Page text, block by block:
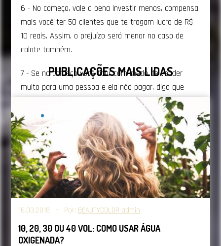
6 - No começo, vale a pena investir menos, compensa
mais você ter 50 clientes que te tragam lucro de R$
10 reais. Assim, o prejuízo será menor no caso de
calote também.
7 - Se no começo você ficar com medo de vender
muito para uma pessoa e ela não pagar, diga que
você está começando na empresa agora e que tem
uma cota limite. Assim, sugira que ela divida esse
pedido em outras campanhas.
8 - Tenha um espaço em sua casa que seja agradável
e dedicado a esse processo derevenda.
9 - Crie um folheto em gráficas rápidas (não custa
cartões”, etc.
PUBLICAÇÕES MAIS LIDAS
16.03.2018 - Por: BEAUTYCOLOR admin
10, 20, 30 OU 40 VOL: COMO USAR ÁGUA
OXIGENADA?